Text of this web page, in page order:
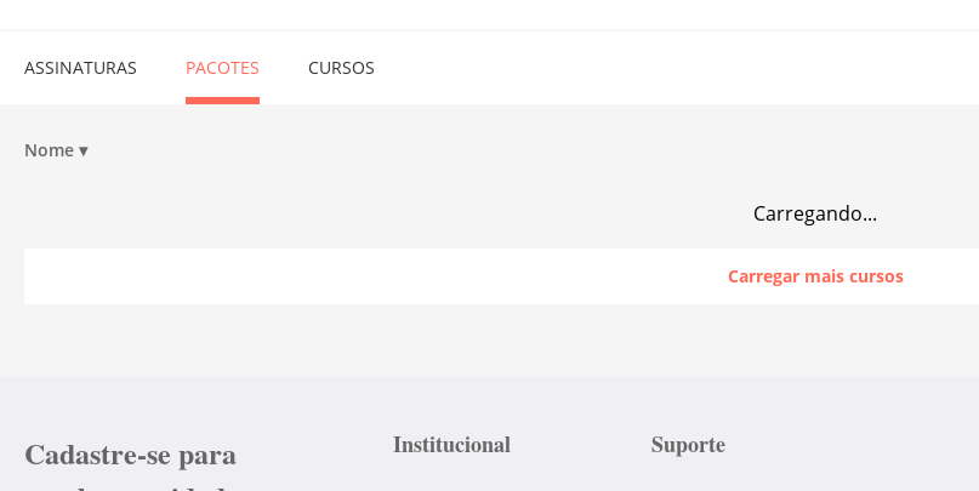
ASSINATURAS PACOTES CURSOS
Nome ▾
Carregando...
Carregar mais cursos
Cadastre-se para
Institucional Suporte